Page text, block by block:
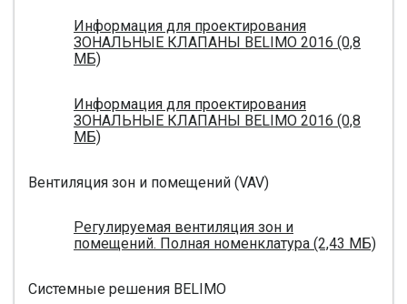
Информация для проектирования
ЗОНАЛЬНЫЕ КЛАПАНЫ BELIMO 2016 (0,8
МБ)
Информация для проектирования
ЗОНАЛЬНЫЕ КЛАПАНЫ BELIMO 2016 (0,8
МБ)
Вентиляция зон и помещений (VAV)
Регулируемая вентиляция зон и
помещений. Полная номенклатура (2,43 МБ)
Системные решения BELIMO